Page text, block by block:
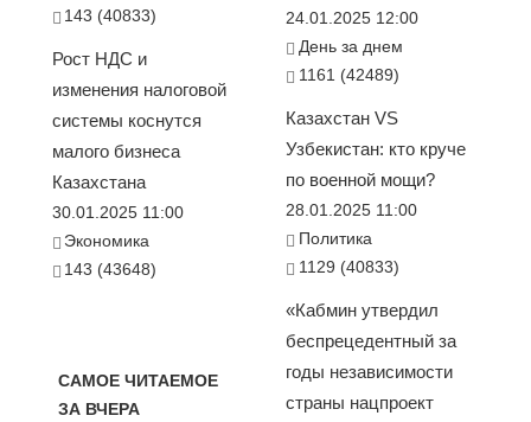
143 (40833)
Рост НДС и
изменения налоговой
системы коснутся
малого бизнеса
Казахстана
30.01.2025 11:00
Экономика
143 (43648)
САМОЕ ЧИТАЕМОЕ
ЗА ВЧЕРА
24.01.2025 12:00
День за днем
1161 (42489)
Казахстан VS
Узбекистан: кто круче
по военной мощи?
28.01.2025 11:00
Политика
1129 (40833)
«Кабмин утвердил
беспрецедентный за
годы независимости
страны нацпроект